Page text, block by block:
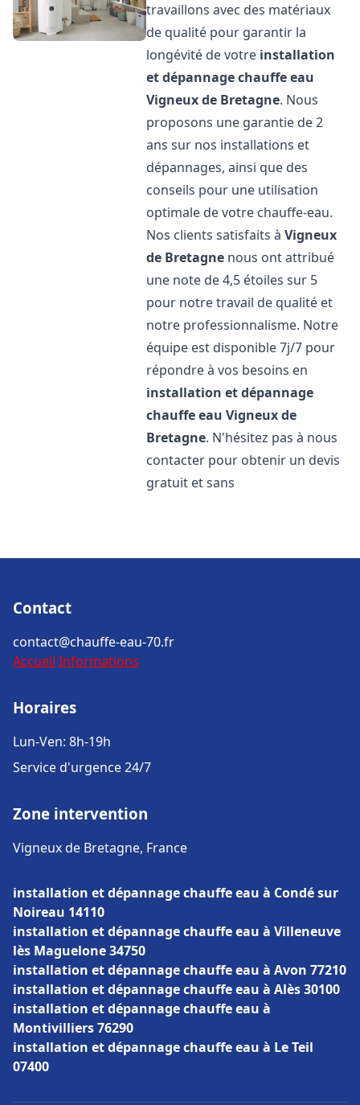
travaillons avec des matériaux
de qualité pour garantir la
longévité de votre installation
et dépannage chauffe eau
Vigneux de Bretagne. Nous
proposons une garantie de 2
ans sur nos installations et
dépannages, ainsi que des
conseils pour une utilisation
optimale de votre chauffe-eau.
Nos clients satisfaits àVigneux
de Bretagne nous ont attribué
une note de 4,5 étoiles sur 5
pour notre travail de qualité et
notre professionnalisme. Notre
équipe est disponible 7j/7 pour
répondre à vos besoins en
installation et dépannage
chauffe eau Vigneux de
Bretagne. N'hésitez pas à nous
contacter pour obtenir un devis
gratuit et sans
Contact
contact@chauffe-eau-70.fr
Accueil Informations
Horaires
Lun-Ven: 8h-19h
Service d'urgence 24/7
Zone intervention
Vigneux de Bretagne, France
installation et dépannage chauffe eau à Condé sur
Noireau 14110
installation et dépannage chauffe eau à Villeneuve
lès Maguelone 34750
installation et dépannage chauffe eau à Avon 77210
installation et dépannage chauffe eau à Alès 30100
installation et dépannage chauffe eau à
Montivilliers 76290
installation et dépannage chauffe eau à Le Teil
07400